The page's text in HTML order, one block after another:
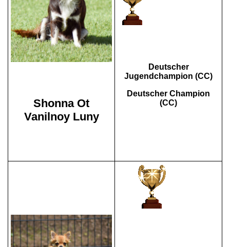
Shonna Ot
Vanilnoy Luny
Deutscher
Jugendchampion (CC)
Deutscher Champion
(CC)